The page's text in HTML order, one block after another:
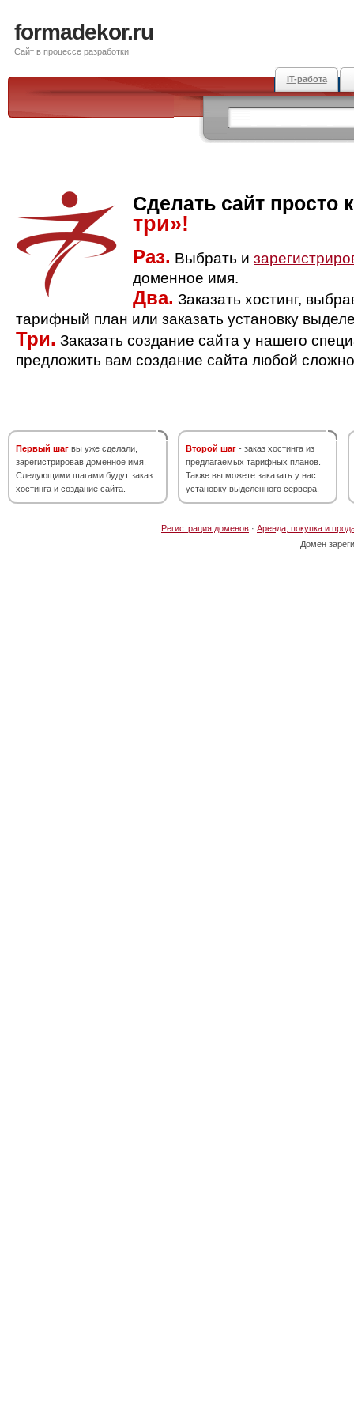
formadekor.ru
Сайт в процессе разработки
IT-работа
Сделать сайт просто
три»!
Раз. Выбрать и
доменное имя.
Два. Заказать хостинг,
тарифный план или заказать установку
Три. Заказать создание сайта у нашего
предложить вам создание сайта любой
Первый шаг вы уже сделали,
зарегистрировав доменное имя.
Следующими шагами будут заказ
хостинга и создание сайта.
Второй шаг - заказ хостинга из
предлагаемых тарифных планов.
Также вы можете заказать у нас
установку выделенного сервера.
Регистрация доменов · Аренда, покупка и
Домен